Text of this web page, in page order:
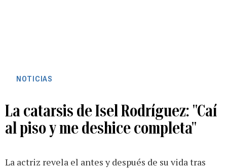
NOTICIAS
La catarsis de Isel Rodríguez: "Caí
al piso y me deshice completa"
La actriz revela el antes y después de su vida tras